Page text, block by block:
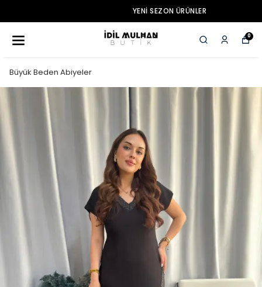
YENI SEZON ÜRÜNLER
0
Büyük Beden Abiyeler